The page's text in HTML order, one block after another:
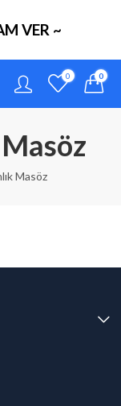
VER ~
0 0
Masöz